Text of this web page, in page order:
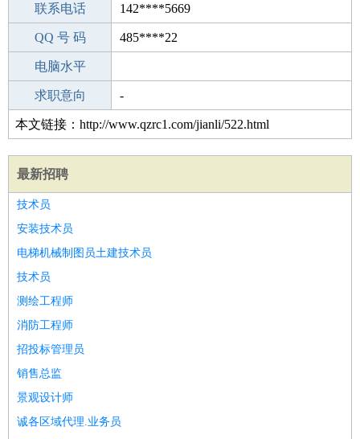
期望月薪
联系电话 142****5669
手机号码 142****5669
QQ 号 码 485****22
微信号码
电脑水平
外语水平
求职意向 -
本文链接：http://www.qzrc1.com/jianli/522.html
最新招聘
技术员
安装技术员
电梯机械制图员土建技术员
技术员
测绘工程师
消防工程师
招投标管理员
销售总监
景观设计师
诚各区域代理.业务员